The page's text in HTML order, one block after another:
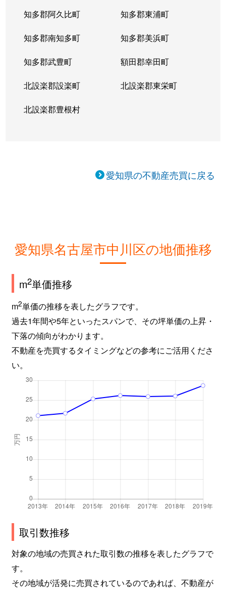
知多郡阿久比町 知多郡東浦町
知多郡南知多町 知多郡美浜町
知多郡武豊町 額田郡幸田町
北設楽郡設楽町 北設楽郡東栄町
北設楽郡豊根村
愛知県の不動産売買に戻る
愛知県名古屋市中川区の地価推移
m2単価推移
m2単価の推移を表したグラフです。
過去1年間や5年といったスパンで、その坪単価の上昇・
下落の傾向がわかります。
不動産を売買するタイミングなどの参考にご活用くださ
い。
取引数推移
対象の地域の売買された取引数の推移を表したグラフで
す。
その地域が活発に売買されているのであれば、不動産が